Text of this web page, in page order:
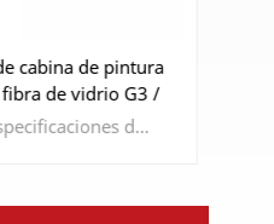
1x20m Fibra
vidrio Núcleo de